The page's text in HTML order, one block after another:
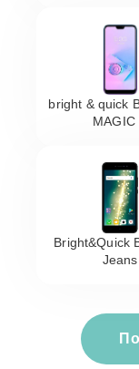
bright & quick
MAGIC
Bright&Quick
Jeans